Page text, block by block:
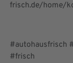
frisch.de/home/
#autohausfrisch
#frisch